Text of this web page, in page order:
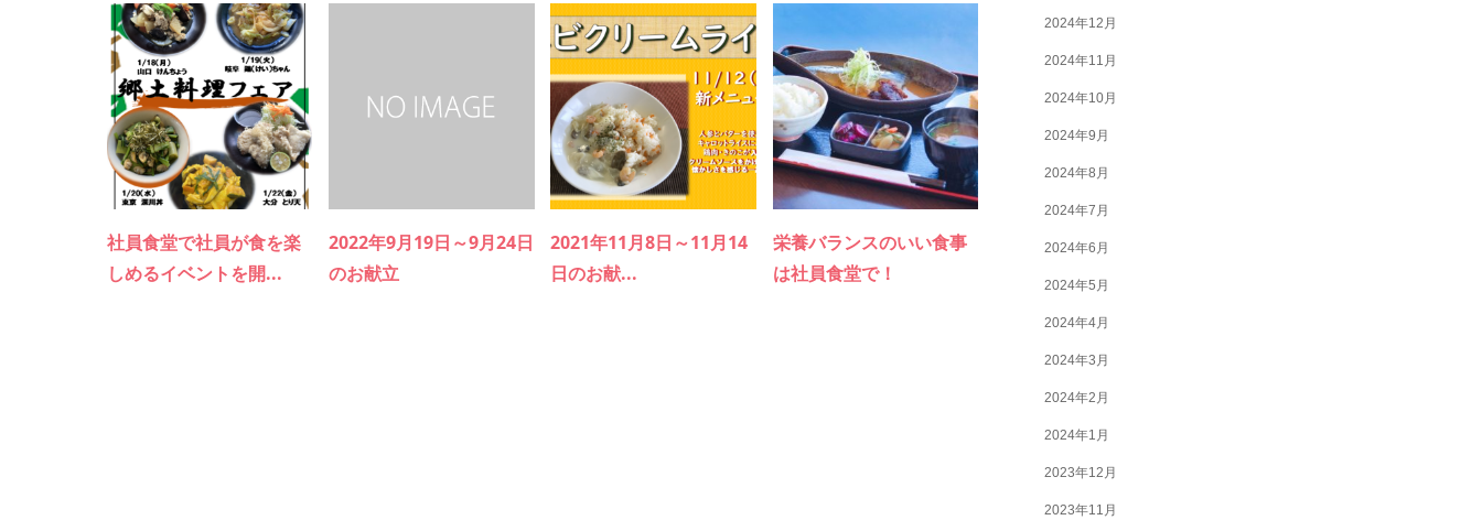
社員食堂で社員が食を楽
しめるイベントを開...
2022年9月19日～9月24日
のお献立
2021年11月8日～11月14
日のお献...
栄養バランスのいい食事
は社員食堂で！
2024年12月
2024年11月
2024年10月
2024年9月
2024年8月
2024年7月
2024年6月
2024年5月
2024年4月
2024年3月
2024年2月
2024年1月
2023年12月
2023年11月